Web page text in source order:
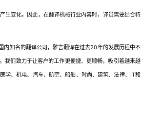
变化。因此，在翻译机械行业内容时，译员需要结合特
内知名的翻译公司，雅言翻译在过去20年的发展历程中不
我们致力于让客户的工作更便捷、更顺畅，吸引着越来越
学、机电、汽车、航空、船舶、时尚、建筑、法律、IT和